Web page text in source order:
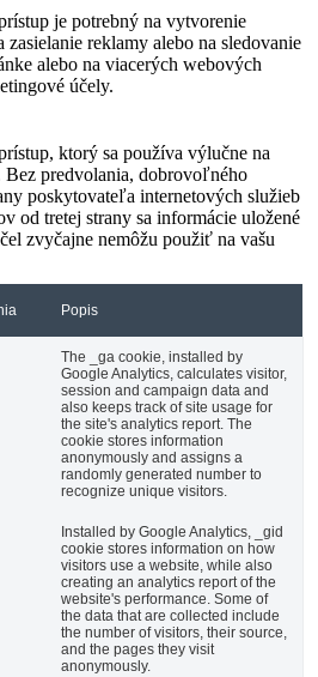
je potrebný na vytvorenie
reklamy alebo na sledovanie
alebo na viacerých webových
účely.
ktorý sa používa výlučne na
Bez predvolania, dobrovoľného
poskytovateľa internetových služieb
od tretej strany sa informácie uložené
zvyčajne nemôžu použiť na vašu
Popis
The _ga cookie, installed by
Google Analytics, calculates visitor,
session and campaign data and
also keeps track of site usage for
the site's analytics report. The
cookie stores information
anonymously and assigns a
randomly generated number to
recognize unique visitors.
Installed by Google Analytics, _gid
cookie stores information on how
visitors use a website, while also
creating an analytics report of the
website's performance. Some of
the data that are collected include
the number of visitors, their source,
and the pages they visit
anonymously.